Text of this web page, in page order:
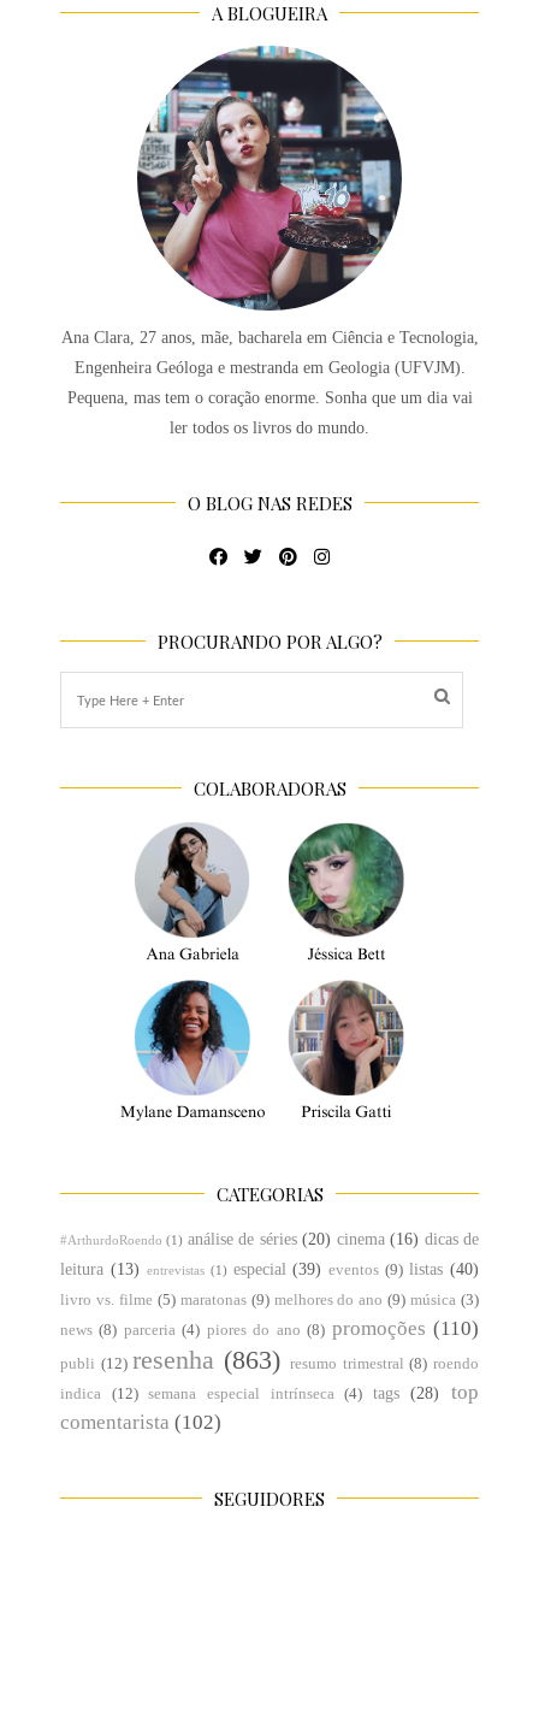
A BLOGUEIRA
Ana Clara, 27 anos, mãe, bacharela em Ciência e Tecnologia,
Engenheira Geóloga e mestranda em Geologia (UFVJM).
Pequena, mas tem o coração enorme. Sonha que um dia vai
ler todos os livros do mundo.
O BLOG NAS REDES
PROCURANDO POR ALGO?
COLABORADORAS
CATEGORIAS
#ArthurdoRoendo (1) análise de séries (20) cinema (16) dicas de
leitura (13) entrevistas (1) especial (39) eventos (9) listas (40)
livro vs. filme (5) maratonas (9) melhores do ano (9) música (3)
news (8) parceria (4) piores do ano (8) promoções (110)
publi (12) resenha (863) resumo trimestral (8) roendo
indica
(12) semana especial intrínseca (4) tags (28)
top
comentarista (102)
SEGUIDORES